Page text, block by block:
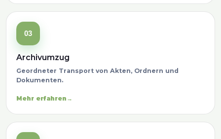
03
Archivumzug
Geordneter Transport von Akten, Ordnern und
Dokumenten.
Mehr erfahren